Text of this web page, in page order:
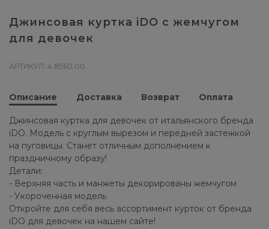
Джинсовая куртка iDO с жемчугом
для девочек
АРТИКУЛ: 4.8560.00
Описание Доставка Возврат Оплата
Джинсовая куртка для девочек от итальянского бренда
iDO. Модель с круглым вырезом и передней застежкой
на пуговицы. Станет отличным дополнением к
праздничному образу!
Детали:
- Верхняя часть и манжеты декорированы жемчугом
- Укороченная модель
Откройте для себя весь ассортимент курток от бренда
iDO для девочек на нашем сайте!